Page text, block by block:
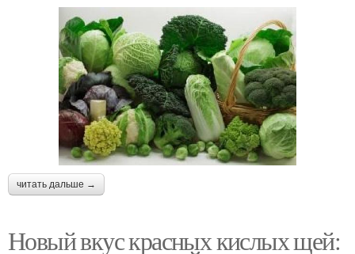
читать дальше →
Новый вкус красных кислых щей: